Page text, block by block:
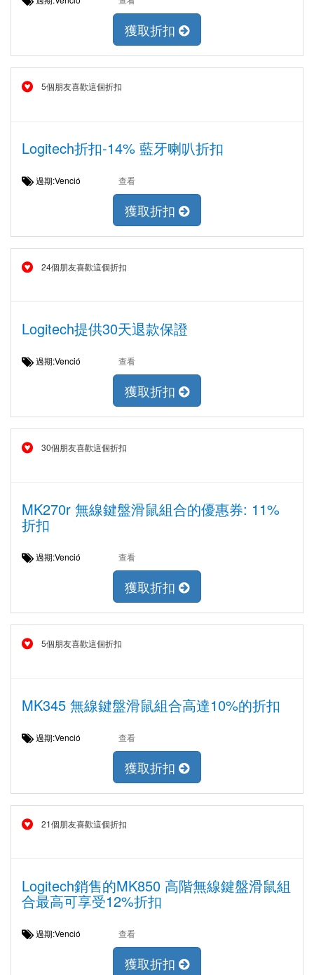
獲取折扣
5個朋友喜歡這個折扣
Logitech折扣-14% 藍牙喇叭折扣
過期:Venció 查看
獲取折扣
24個朋友喜歡這個折扣
Logitech提供30天退款保證
過期:Venció 查看
獲取折扣
30個朋友喜歡這個折扣
MK270r 無線鍵盤滑鼠組合的優惠券: 11%
折扣
過期:Venció 查看
獲取折扣
5個朋友喜歡這個折扣
MK345 無線鍵盤滑鼠組合高達10%的折扣
過期:Venció 查看
獲取折扣
21個朋友喜歡這個折扣
Logitech銷售的MK850 高階無線鍵盤滑鼠組
合最高可享受12%折扣
過期:Venció 查看
獲取折扣